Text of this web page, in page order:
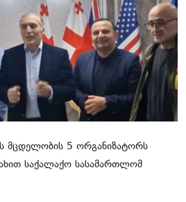
მცდელობის 5 ორგანიზატორს
საქალაქო სასამართლომ